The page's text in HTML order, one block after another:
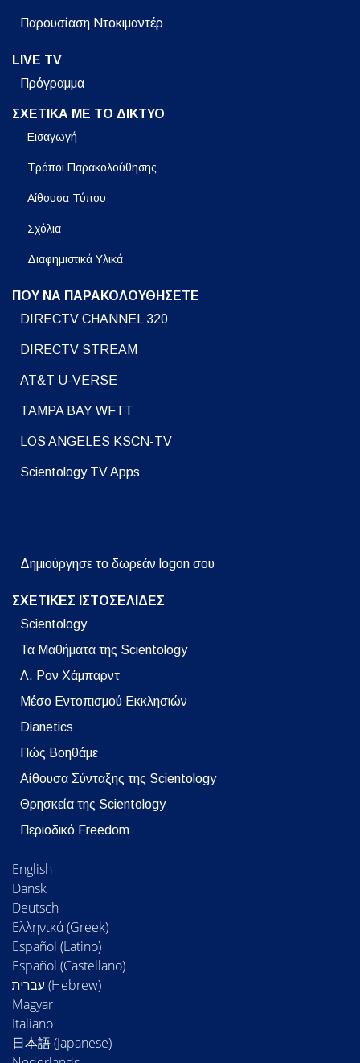
Παρουσίαση Ντοκιμαντέρ
LIVE TV
Πρόγραμμα
ΣΧΕΤΙΚΑ ΜΕ ΤΟ ΔΙΚΤΥΟ
Εισαγωγή
Τρόποι Παρακολούθησης
Αίθουσα Τύπου
Σχόλια
Διαφημιστικά Υλικά
ΠΟΥ ΝΑ ΠΑΡΑΚΟΛΟΥΘΗΣΕΤΕ
DIRECTV CHANNEL 320
DIRECTV STREAM
AT&T U-VERSE
TAMPA BAY WFTT
LOS ANGELES KSCN-TV
Scientology TV Apps
Δημιούργησε το δωρεάν logon σου
ΣΧΕΤΙΚΕΣ ΙΣΤΟΣΕΛΙΔΕΣ
Scientology
Τα Μαθήματα της Scientology
Λ. Ρον Χάμπαρντ
Μέσο Εντοπισμού Εκκλησιών
Dianetics
Πώς Βοηθάμε
Αίθουσα Σύνταξης της Scientology
Θρησκεία της Scientology
Περιοδικό Freedom
English
Dansk
Deutsch
Ελληνικά (Greek)
Español (Latino)
Español (Castellano)
Magyar
Italiano
日本語 (Japanese)